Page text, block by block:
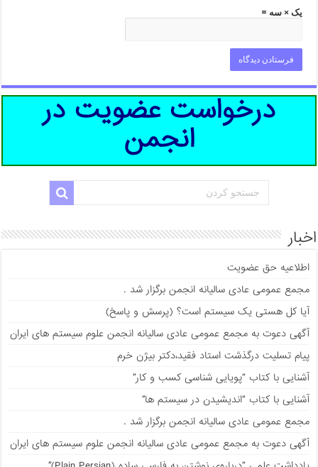
یک × سه =
درخواست عضویت در
انجمن
اخبار
اطلاعیه حق عضویت
مجمع عمومی عادی سالیانه انجمن برگزار شد .
آیا کل هستی یک سیستم است؟ (پرسش و پاسخ)
آگهی دعوت به مجمع عمومی عادی سالیانه انجمن علوم سیستم های ایران
پیام تسلیت درگذشت استاد فقید،دکتر بیژن خرم
آشنایی با کتاب “پویایی شناسی کسب و کار”
آشنایی با کتاب “اندیشیدن در سیستم ها”
مجمع عمومی عادی سالیانه انجمن برگزار شد .
آگهی دعوت به مجمع عمومی عادی سالیانه انجمن علوم سیستم های ایران